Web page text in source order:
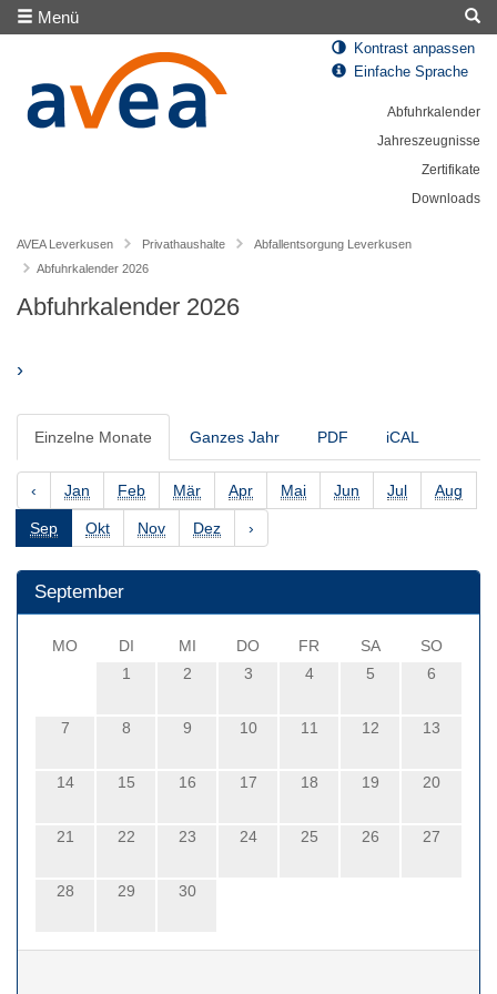
Menü
Kontrast anpassen
Einfache Sprache
Abfuhrkalender
Jahreszeugnisse
Zertifikate
Downloads
AVEA Leverkusen Privathaushalte
Abfallentsorgung Leverkusen
Abfuhrkalender 2026
Abfuhrkalender 2026
›
Einzelne Monate Ganzes Jahr PDF iCAL
‹ Jan Feb Mär Apr Mai Jun Jul Aug
Sep Okt Nov Dez ›
September
MO DI MI DO FR SA
SO
1
2 3 4 5 6
7 8 9 10 11 12 13
14 15 16 17 18 19 20
21 22 23 24 25 26 27
28 29 30